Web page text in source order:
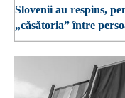
Slovenii au respins,
„căsătoria” între